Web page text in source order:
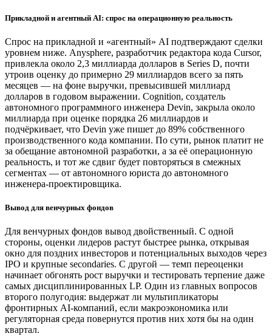
Прикладной и агентный AI: спрос на операционную реальность
Спрос на прикладной и «агентный» AI подтверждают сделки
уровнем ниже. Anysphere, разработчик редактора кода Cursor,
привлекла около 2,3 миллиарда долларов в Series D, почти
утроив оценку до примерно 29 миллиардов всего за пять
месяцев — на фоне выручки, превысившей миллиард
долларов в годовом выражении. Cognition, создатель
автономного программного инженера Devin, закрыла около
миллиарда при оценке порядка 26 миллиардов и
подчёркивает, что Devin уже пишет до 89% собственного
производственного кода компании. По сути, рынок платит не
за обещание автономной разработки, а за её операционную
реальность, и тот же сдвиг будет повторяться в смежных
сегментах — от автономного юриста до автономного
инженера-проектировщика.
Вывод для венчурных фондов
Для венчурных фондов вывод двойственный. С одной
стороны, оценки лидеров растут быстрее рынка, открывая
окно для поздних инвесторов и потенциальных выходов через
IPO и крупные secondaries. С другой — темп переоценки
начинает обгонять рост выручки и тестировать терпение даже
самых дисциплинированных LP. Один из главных вопросов
второго полугодия: выдержат ли мультипликаторы
фронтирных AI-компаний, если макроэкономика или
регуляторная среда повернутся против них хотя бы на один
квартал.